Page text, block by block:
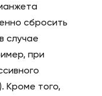
сбросить
случае
при
Кроме того,